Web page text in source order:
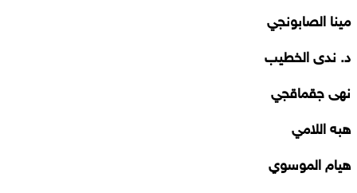
مينا الصابونجي
د. ندى الخطيب
نهى جقماقجي
هبه اللامي
هيام الموسوي